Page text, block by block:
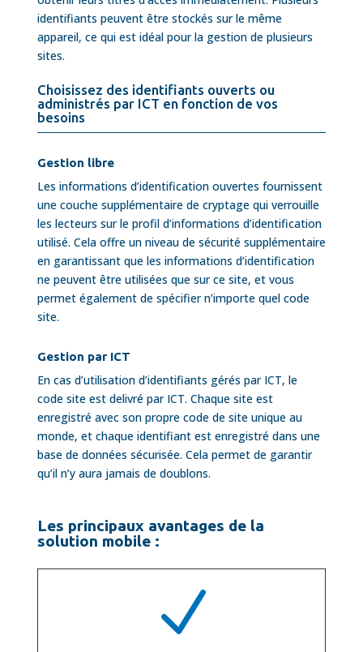
identifiants peuvent être stockés sur le même
appareil, ce qui est idéal pour la gestion de plusieurs
sites.
Choisissez des identifiants ouverts ou
administrés par ICT en fonction de vos
besoins
Gestion libre
Les informations d’identification ouvertes fournissent
une couche supplémentaire de cryptage qui verrouille
les lecteurs sur le profil d’informations d’identification
utilisé. Cela offre un niveau de sécurité supplémentaire
en garantissant que les informations d’identification
ne peuvent être utilisées que sur ce site, et vous
permet également de spécifier n’importe quel code
site.
Gestion par ICT
En cas d’utilisation d’identifiants gérés par ICT, le
code site est delivré par ICT. Chaque site est
enregistré avec son propre code de site unique au
monde, et chaque identifiant est enregistré dans une
base de données sécurisée. Cela permet de garantir
qu’il n’y aura jamais de doublons.
Les principaux avantages de la
solution mobile :
N